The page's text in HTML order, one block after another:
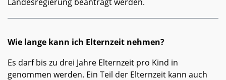
Wie lange kann ich Elternzeit nehmen?
Es darf bis zu drei Jahre Elternzeit pro Kind in
genommen werden. Ein Teil der Elternzeit kann auch